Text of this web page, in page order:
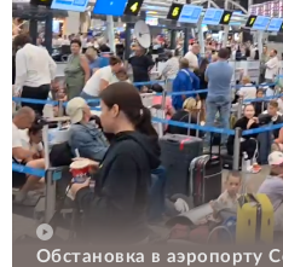
Обстановка в аэропорту